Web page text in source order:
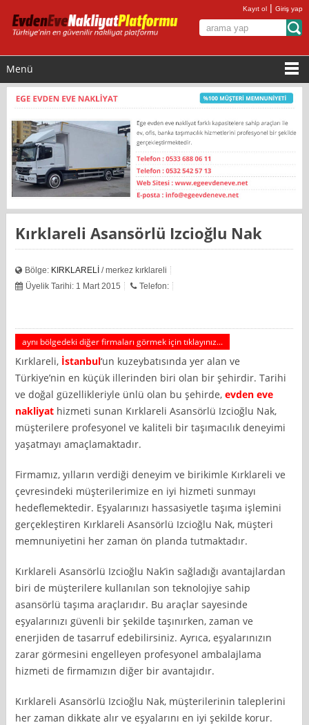
Kayıt ol |Giriş yap
Menü
Kırklareli Asansörlü Izcioğlu Nak
Bölge: KIRKLARELİ / merkez kırklareli
Üyelik Tarihi: 1 Mart 2015
Telefon:
aynı bölgedeki diğer firmaları görmek için tıklayınız...
Kırklareli, İstanbul‘un kuzeybatısında yer alan ve
Türkiye’nin en küçük illerinden biri olan bir şehirdir. Tarihi
ve doğal güzellikleriyle ünlü olan bu şehirde,evden eve
nakliyat hizmeti sunan Kırklareli Asansörlü Izcioğlu Nak,
müşterilere profesyonel ve kaliteli bir taşımacılık deneyimi
yaşatmayı amaçlamaktadır.
Firmamız, yılların verdiği deneyim ve birikimle Kırklareli ve
çevresindeki müşterilerimize en iyi hizmeti sunmayı
hedeflemektedir. Eşyalarınızı hassasiyetle taşıma işlemini
gerçekleştiren Kırklareli Asansörlü Izcioğlu Nak, müşteri
memnuniyetini her zaman ön planda tutmaktadır.
Kırklareli Asansörlü Izcioğlu Nak’in sağladığı avantajlardan
biri de müşterilere kullanılan son teknolojiye sahip
asansörlü taşıma araçlarıdır. Bu araçlar sayesinde
eşyalarınızı güvenli bir şekilde taşınırken, zaman ve
enerjiden de tasarruf edebilirsiniz. Ayrıca, eşyalarınızın
zarar görmesini engelleyen profesyonel ambalajlama
hizmeti de firmamızın diğer bir avantajıdır.
Kırklareli Asansörlü Izcioğlu Nak, müşterilerinin taleplerini
her zaman dikkate alır ve eşyalarını en iyi şekilde korur.